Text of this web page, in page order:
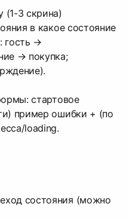
3 скрина)
в какое состояние
гость →
→ покупка;
стартовое
пример ошибки + (по
loading.
состояния (можно